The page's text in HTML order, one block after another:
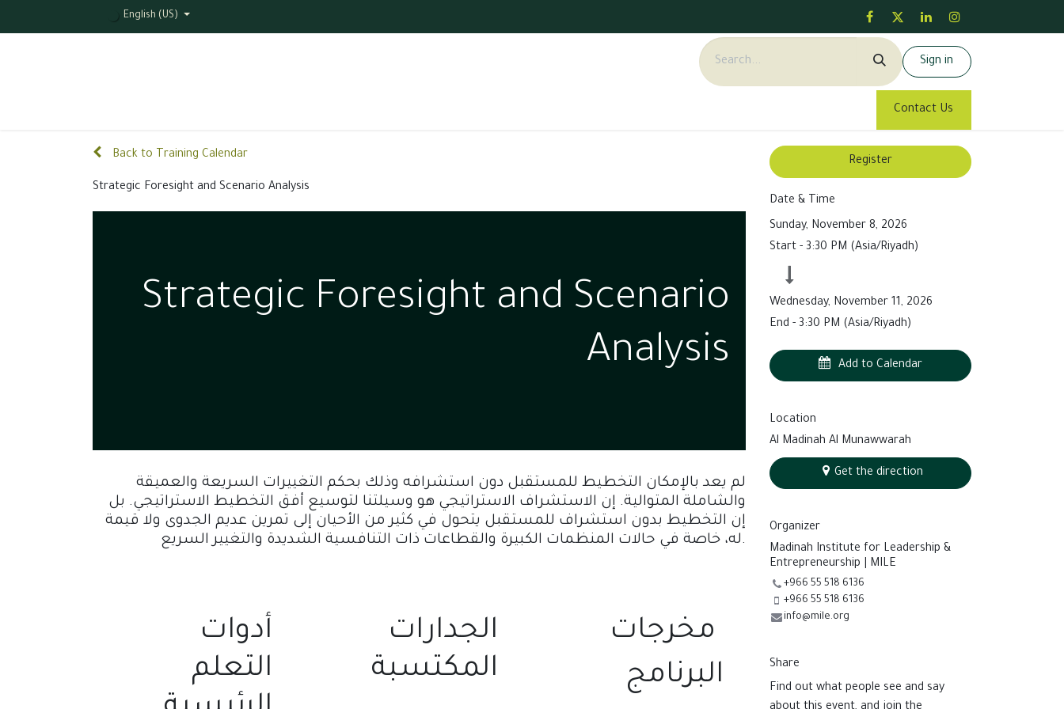
English (US)
Sign in
Contact Us
Back to Training Calendar
Strategic Foresight and Scenario Analysis
Strategic Foresight and Scenario
Analysis
لم يعد بالإمكان التخطيط للمستقبل دون استشرافه وذلك بحكم التغييرات السريعة والعميقة
والشاملة المتوالية. إن الاستشراف الاستراتيجي هو وسيلتنا لتوسيع أفق التخطيط الاستراتيجي. بل
إن التخطيط بدون استشراف للمستقبل يتحول في كثير من الأحيان إلى تمرين عديم الجدوى ولا قيمة
له، خاصة في حالات المنظمات الكبيرة والقطاعات ذات التنافسية الشديدة والتغيير السريع.
أدوات
التعلم
الجدارات
المكتسبة
البرنامج
Register
Date & Time
Sunday, November 8, 2026
Start - 3:30 PM (Asia/Riyadh)
Wednesday, November 11, 2026
End - 3:30 PM (Asia/Riyadh)
Add to Calendar
Location
Al Madinah Al Munawwarah
Get the direction
Organizer
Madinah Institute for Leadership &
Entrepreneurship | MILE
+966 55 518 6136
+966 55 518 6136
info@mile.org
Share
Find out what people see and say